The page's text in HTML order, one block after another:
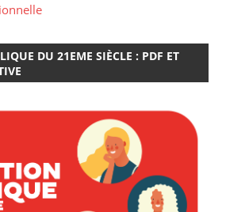
DU 21EME SIÈCLE : PDF ET